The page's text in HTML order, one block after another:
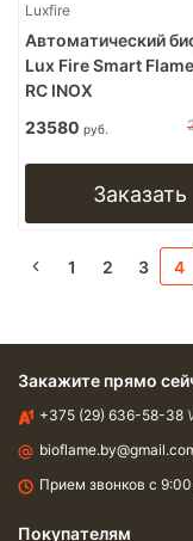
Luxfire
Автоматический
Lux Fire Smart
RC INOX
23580 руб.
Заказать
1 2 3 4
Закажите прямо
+375 (29) 636-58-38
Прием звонков с
Покупателям